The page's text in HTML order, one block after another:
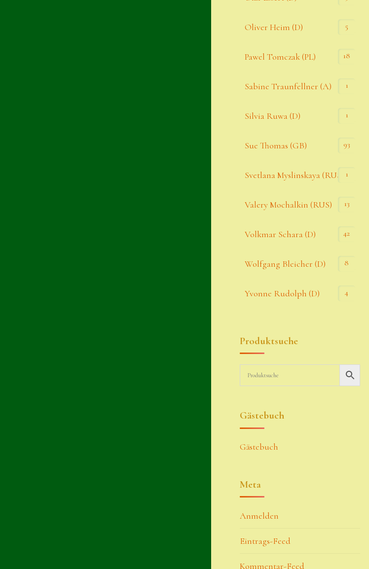
Oliver Heim (D) 5
Pawel Tomczak (PL) 18
Sabine Traunfellner (A) 1
Silvia Ruwa (D) 1
Sue Thomas (GB) 93
Svetlana Myslinskaya (RUS) 1
Valery Mochalkin (RUS) 13
Volkmar Schara (D) 42
Wolfgang Bleicher (D) 8
Yvonne Rudolph (D) 4
Produktsuche
Gästebuch
Gästebuch
Meta
Anmelden
Eintrags-Feed
Kommentar-Feed